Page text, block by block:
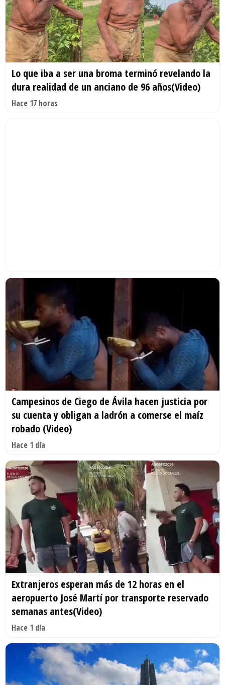
Lo que iba a ser una broma terminó revelando la
dura realidad de un anciano de 96 años(Video)
Hace 17 horas
Campesinos de Ciego de Ávila hacen justicia por
su cuenta y obligan a ladrón a comerse el maíz
robado (Video)
Hace 1 día
Extranjeros esperan más de 12 horas en el
aeropuerto José Martí por transporte reservado
semanas antes(Video)
Hace 1 día